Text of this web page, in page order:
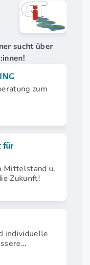
sucht über
zum
für
Mittelstand u.
Zukunft!
individuelle